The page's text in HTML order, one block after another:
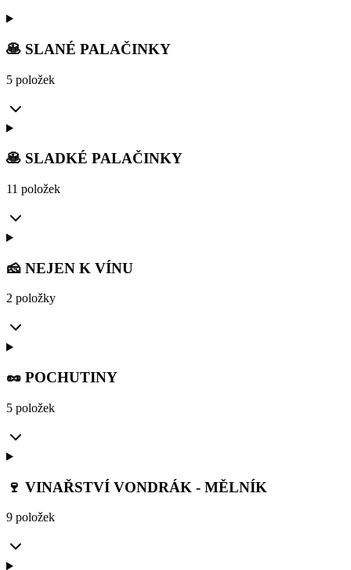
🥞 SLANÉ PALAČINKY
5 položek
🥞 SLADKÉ PALAČINKY
11 položek
🧀 NEJEN K VÍNU
2 položky
🥜 POCHUTINY
5 položek
🍷 VINAŘSTVÍ VONDRÁK - MĚLNÍK
9 položek